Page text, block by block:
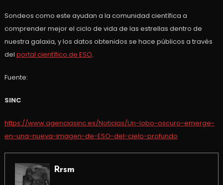
Sondeos como este ayudan a la comunidad científica a
comprender mejor el ciclo de vida de las estrellas dentro de
nuestra galaxia, y los datos obtenidos se hace públicos a través
del portal científico de ESO.
Fuente:
SINC
https://www.agenciasinc.es/Noticias/Un-lobo-oscuro-emerge-
en-una-nueva-imagen-de-ESO-del-cielo-profundo
Rrsm